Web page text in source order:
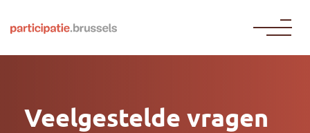
Veelgestelde vragen